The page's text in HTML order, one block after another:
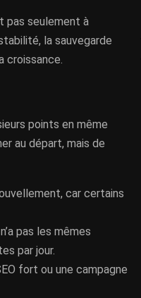
pas seulement à
la sauvegarde
croissance.
points en même
au départ, mais de
car certains
pas les mêmes
par jour.
fort ou une campagne